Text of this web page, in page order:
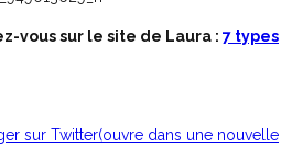
vous sur le site de Laura : 7 types
sur Twitter(ouvre dans une nouvelle